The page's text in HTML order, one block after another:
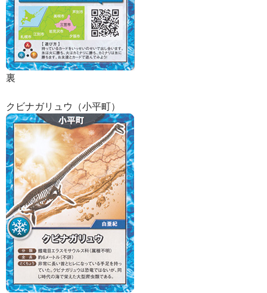
裏
クビナガリュウ（小平町）